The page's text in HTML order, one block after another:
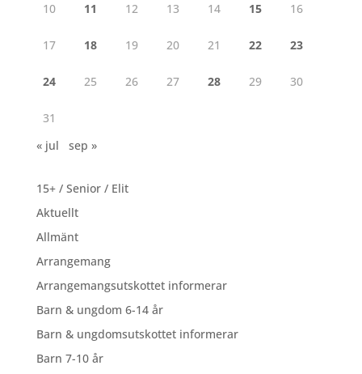
10 11 12 13 14 15 16
17 18 19 20 21 22 23
24 25 26 27 28 29 30
31
« jul
sep »
15+ / Senior / Elit
Aktuellt
Allmänt
Arrangemang
Arrangemangsutskottet informerar
Barn & ungdom 6-14 år
Barn & ungdomsutskottet informerar
Barn 7-10 år